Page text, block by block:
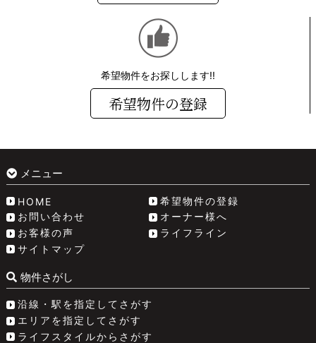
希望物件をお探しします!!
希望物件の登録
メニュー
HOME
希望物件の登録
お問い合わせ
オーナー様へ
お客様の声
ライフライン
サイトマップ
物件さがし
沿線・駅を指定してさがす
エリアを指定してさがす
ライフスタイルからさがす